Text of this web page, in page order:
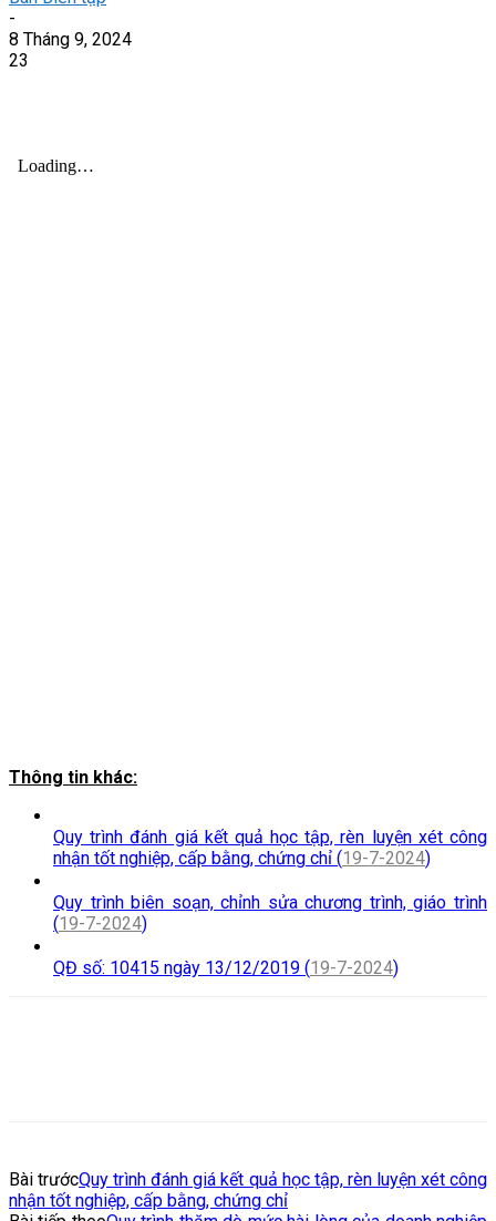
-
8 Tháng 9, 2024
23
Thông tin khác:
Quy trình đánh giá kết quả học tập, rèn luyện xét công
nhận tốt nghiệp, cấp bằng, chứng chỉ (19-7-2024)
Quy trình biên soạn, chỉnh sửa chương trình, giáo trình
(19-7-2024)
QĐ số: 10415 ngày 13/12/2019 (19-7-2024)
Bài trướcQuy trình đánh giá kết quả học tập, rèn luyện xét công
nhận tốt nghiệp, cấp bằng, chứng chỉ